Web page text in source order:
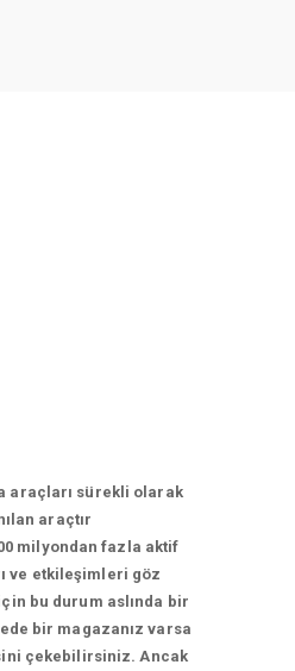
araçları sürekli olarak
araçtır
milyondan fazla aktif
ve etkileşimleri göz
bu durum aslında bir
bir magazanız varsa
çekebilirsiniz. Ancak